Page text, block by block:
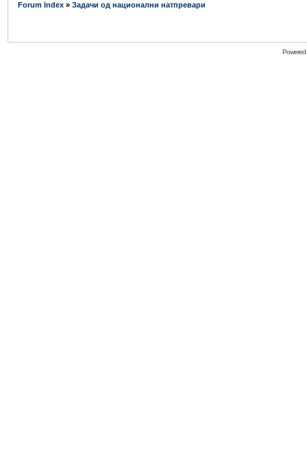
Forum Index » Задачи од национални натпревари